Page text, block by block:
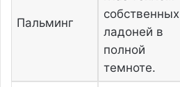
Пальминг
собственных
ладоней в
полной
темноте.